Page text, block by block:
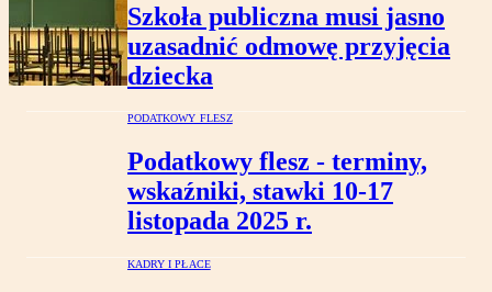
Szkoła publiczna musi jasno
uzasadnić odmowę przyjęcia
dziecka
PODATKOWY FLESZ
Podatkowy flesz - terminy,
wskaźniki, stawki 10-17
listopada 2025 r.
KADRY I PŁACE